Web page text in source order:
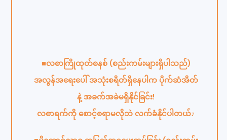
■လစာကြိုထုတ်စနစ် (စည်းကမ်းများရှိပါသည်)
အလွန်အရေးပေါ် အသုံးစရိတ်ရှိနေပါက ပိုက်ဆံအိတ်
နဲ့ အခက်အခဲမရှိနိုင်ခြင်း!
လစာရက်ကို စောင့်စရာမလိုဘဲ လက်ခံနိုင်ပါတယ်♪